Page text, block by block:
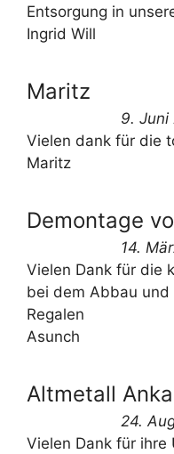
Entsorgung in
Ingrid Will
Maritz
9. Juni
Vielen dank für die
Maritz
Demontage
14.
Vielen Dank für die
bei dem Abbau und
Regalen
Asunch
Altmetall
24.
Vielen Dank für